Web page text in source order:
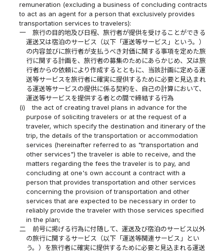
remuneration (excluding a business of concluding contracts
to act as an agent for a person that exclusively provides
transportation services to travelers):
一
旅行の目的地及び日程、旅行者が提供を受けることができる
運送又は宿泊のサービス（以下「運送等サービス」という。）
の内容並びに旅行者が支払うべき対価に関する事項を定めた旅
行に関する計画を、旅行者の募集のためにあらかじめ、又は旅
行者からの依頼により作成するとともに、当該計画に定める運
送等サービスを旅行者に確実に提供するために必要と見込まれ
る運送等サービスの提供に係る契約を、自己の計算において、
運送等サービスを提供する者との間で締結する行為
(i)
the act of creating travel plans in advance for the
purpose of soliciting travelers or at the request of a
traveler, which specify the destination and itinerary of the
trip, the details of the transportation or accommodation
services (hereinafter referred to as "transportation and
other services") the traveler is able to receive, and the
matters regarding the fees the traveler is to pay, and
concluding at one's own account a contract with a
person that provides transportation and other services
concerning the provision of transportation and other
services that are expected to be necessary in order to
reliably provide the traveler with those services specified
in the plan;
二
前号に掲げる行為に付随して、運送及び宿泊のサービス以外
の旅行に関するサービス（以下「運送等関連サービス」とい
う。）を旅行者に確実に提供するために必要と見込まれる運送